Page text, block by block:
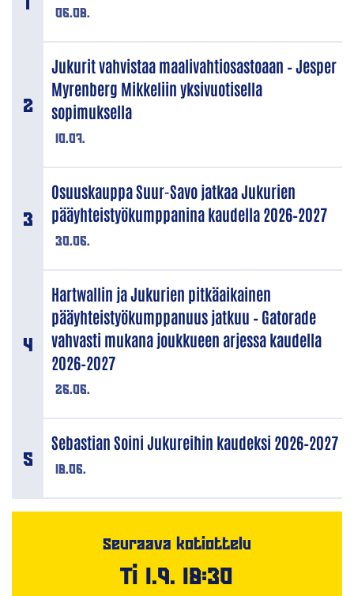
06.08.
10.07.
Jukurit vahvistaa maalivahtiosastoaan – Jesper
Myrenberg Mikkeliin yksivuotisella
sopimuksella
30.06.
Osuuskauppa Suur-Savo jatkaa Jukurien
pääyhteistyökumppanina kaudella 2026–2027
26.06.
Hartwallin ja Jukurien pitkäaikainen
pääyhteistyökumppanuus jatkuu – Gatorade
vahvasti mukana joukkueen arjessa kaudella
2026–2027
18.06.
Sebastian Soini Jukureihin kaudeksi 2026–2027
Seuraava kotiottelu
Ti 1.9. 18:30